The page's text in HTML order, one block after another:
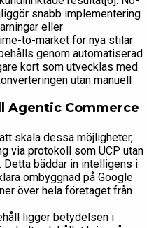
snabb implementering
eller
to-market för nya stilar
genom automatiserad
kort som utvecklas med
utan manuell
Agentic Commerce
skala dessa möjligheter,
via protokoll som UCP utan
bäddar in intelligens i
ombyggnad på Google
över hela företaget från
ligger betydelsen i